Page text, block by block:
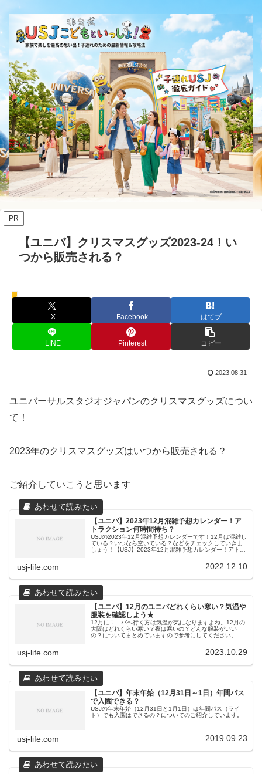
PR
【ユニバ】クリスマスグッズ2023-24！い
つから販売される？
クリスマス
X Facebook はてブ
LINE Pinterest コピー
2023.08.31
ユニバーサルスタジオジャパンのクリスマスグッズについ
て！
2023年のクリスマスグッズはいつから販売される？
ご紹介していこうと思います
【ユニバ】2023年12月混雑予想カレンダー！ア
トラクション何時間待ち？
USJの2023年12月混雑予想カレンダーです！12月は混雑し
ている？いつなら空いている？などをチェックしていきま
しょう！【USJ】2023年12月混雑予想カレンダー！アトラ
usj-life.com 2022.12.10
【ユニバ】12月のユニバどれくらい寒い？気温や
服装を確認しよう★
12月にユニバへ行く方は気温が気になりますよね。12月の
大阪はどれくらい寒い？夜は寒いの？どんな服装がいい
の？についてまとめていますので参考にしてください。
usj-life.com 2023.10.29
【ユニバ】年末年始（12月31日～1日）年間パス
で入園できる？
USJの年末年始（12月31日と1月1日）は年間パス（ライ
ト）でも入園はできるの？についてのご紹介しています。
usj-life.com 2019.09.23